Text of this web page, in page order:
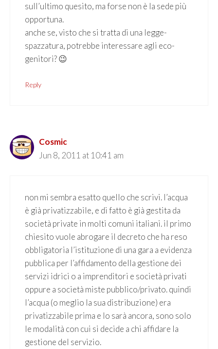
sull’ultimo quesito, ma forse non è la sede più
opportuna.
anche se, visto che si tratta di una legge-
spazzatura, potrebbe interessare agli eco-
genitori? 😉
Reply
Cosmic
Jun 8, 2011 at 10:41 am
non mi sembra esatto quello che scrivi. l’acqua
è già privatizzabile, e di fatto è già gestita da
società private in molti comuni italiani. il primo
chiesito vuole abrogare il decreto che ha reso
obbligatoria l’istituzione di una gara a evidenza
pubblica per l’affidamento della gestione dei
servizi idrici o a imprenditori e società privati
oppure a società miste pubblico/privato. quindi
l’acqua (o meglio la sua distribuzione) era
privatizzabile prima e lo sarà ancora, sono solo
le modalità con cui si decide a chi affidare la
gestione del servizio.